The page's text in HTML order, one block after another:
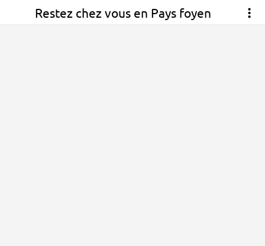
Restez chez vous en Pays foyen